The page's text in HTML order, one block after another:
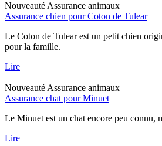
Nouveauté Assurance animaux
Assurance chien pour Coton de Tulear
Le Coton de Tulear est un petit chien
pour la famille.
Lire
Nouveauté Assurance animaux
Assurance chat pour Minuet
Le Minuet est un chat encore peu connu,
Lire